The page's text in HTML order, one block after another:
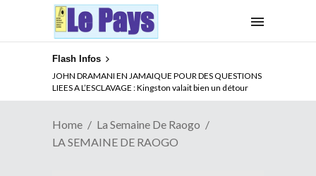
Flash Infos
JOHN DRAMANI EN JAMAIQUE POUR DES QUESTIONS
LIEES A L’ESCLAVAGE : Kingston valait bien un détour
Home
La Semaine De Raogo
LA SEMAINE DE RAOGO